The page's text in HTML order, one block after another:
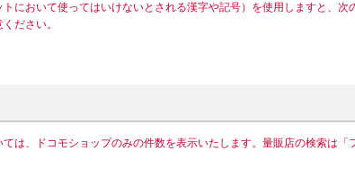
において使ってはいけないとされる漢字や記号）を使用しますと、次
ださい。
は、ドコモショップのみの件数を表示いたします。量販店の検索は「